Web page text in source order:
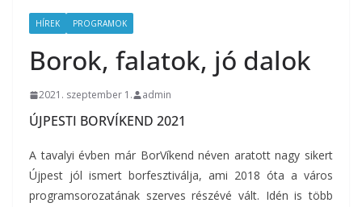
HÍREK PROGRAMOK
Borok, falatok, jó dalok
2021. szeptember 1. admin
ÚJPESTI BORVÍKEND 2021
A tavalyi évben már BorVíkend néven aratott nagy sikert
Újpest jól ismert borfesztiválja, ami 2018 óta a város
programsorozatának szerves részévé vált. Idén is több